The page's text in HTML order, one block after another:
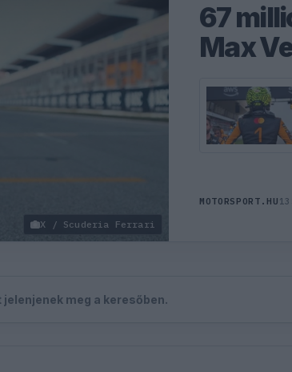
X / Scuderia Ferrari
67
Max
MOTORSPORT.HU
meg a keresőben.